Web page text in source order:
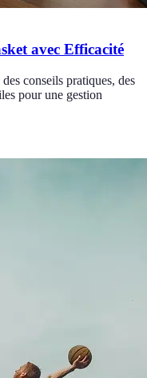
avec Efficacité
conseils pratiques, des
pour une gestion